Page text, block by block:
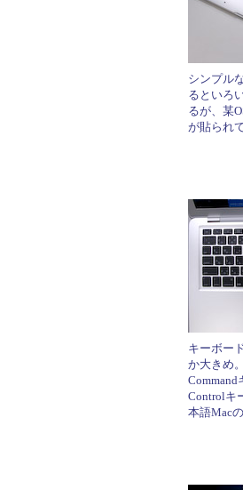
シンプル
るといろ
るが、某
が貼られ
キーボー
か大きめ
Controlキ
本語Mac